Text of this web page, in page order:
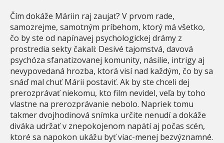
Čím dokáže Máriin raj zaujať? V prvom rade,
samozrejme, samotným príbehom, ktorý má všetko,
čo by ste od napínavej psychologickej drámy z
prostredia sekty čakali: Desivé tajomstvá, davová
psychóza sfanatizovanej komunity, násilie, intrigy aj
nevypovedaná hrozba, ktorá visí nad každým, čo by sa
snáď mal chuť Márii postaviť. Ak by ste chceli dej
prerozprávať niekomu, kto film nevidel, veľa by toho
vlastne na prerozprávanie nebolo. Napriek tomu
takmer dvojhodinová snímka určite nenudí a dokáže
diváka udržať v znepokojenom napätí aj počas scén,
ktoré sa napokon ukážu byť viac-menej bezvýznamné.